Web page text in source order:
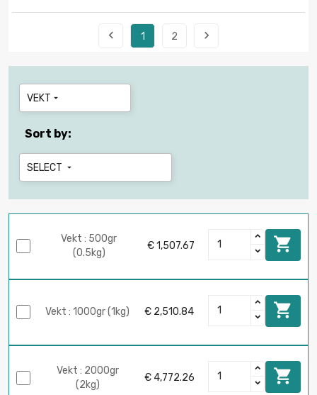
 1 2 
VEKT 
Sort by:
SELECT 
Vekt : 500gr
(0.5kg)
€ 1,507.67 
Vekt : 1000gr (1kg) € 2,510.84 
Vekt : 2000gr
(2kg)
€ 4,772.26 